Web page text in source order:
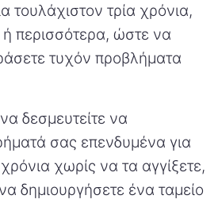
τουλάχιστον τρία χρόνια,
ή περισσότερα, ώστε να
τυχόν προβλήματα
δεσμευτείτε να
σας επενδυμένα για
χωρίς να τα αγγίξετε,
δημιουργήσετε ένα ταμείο